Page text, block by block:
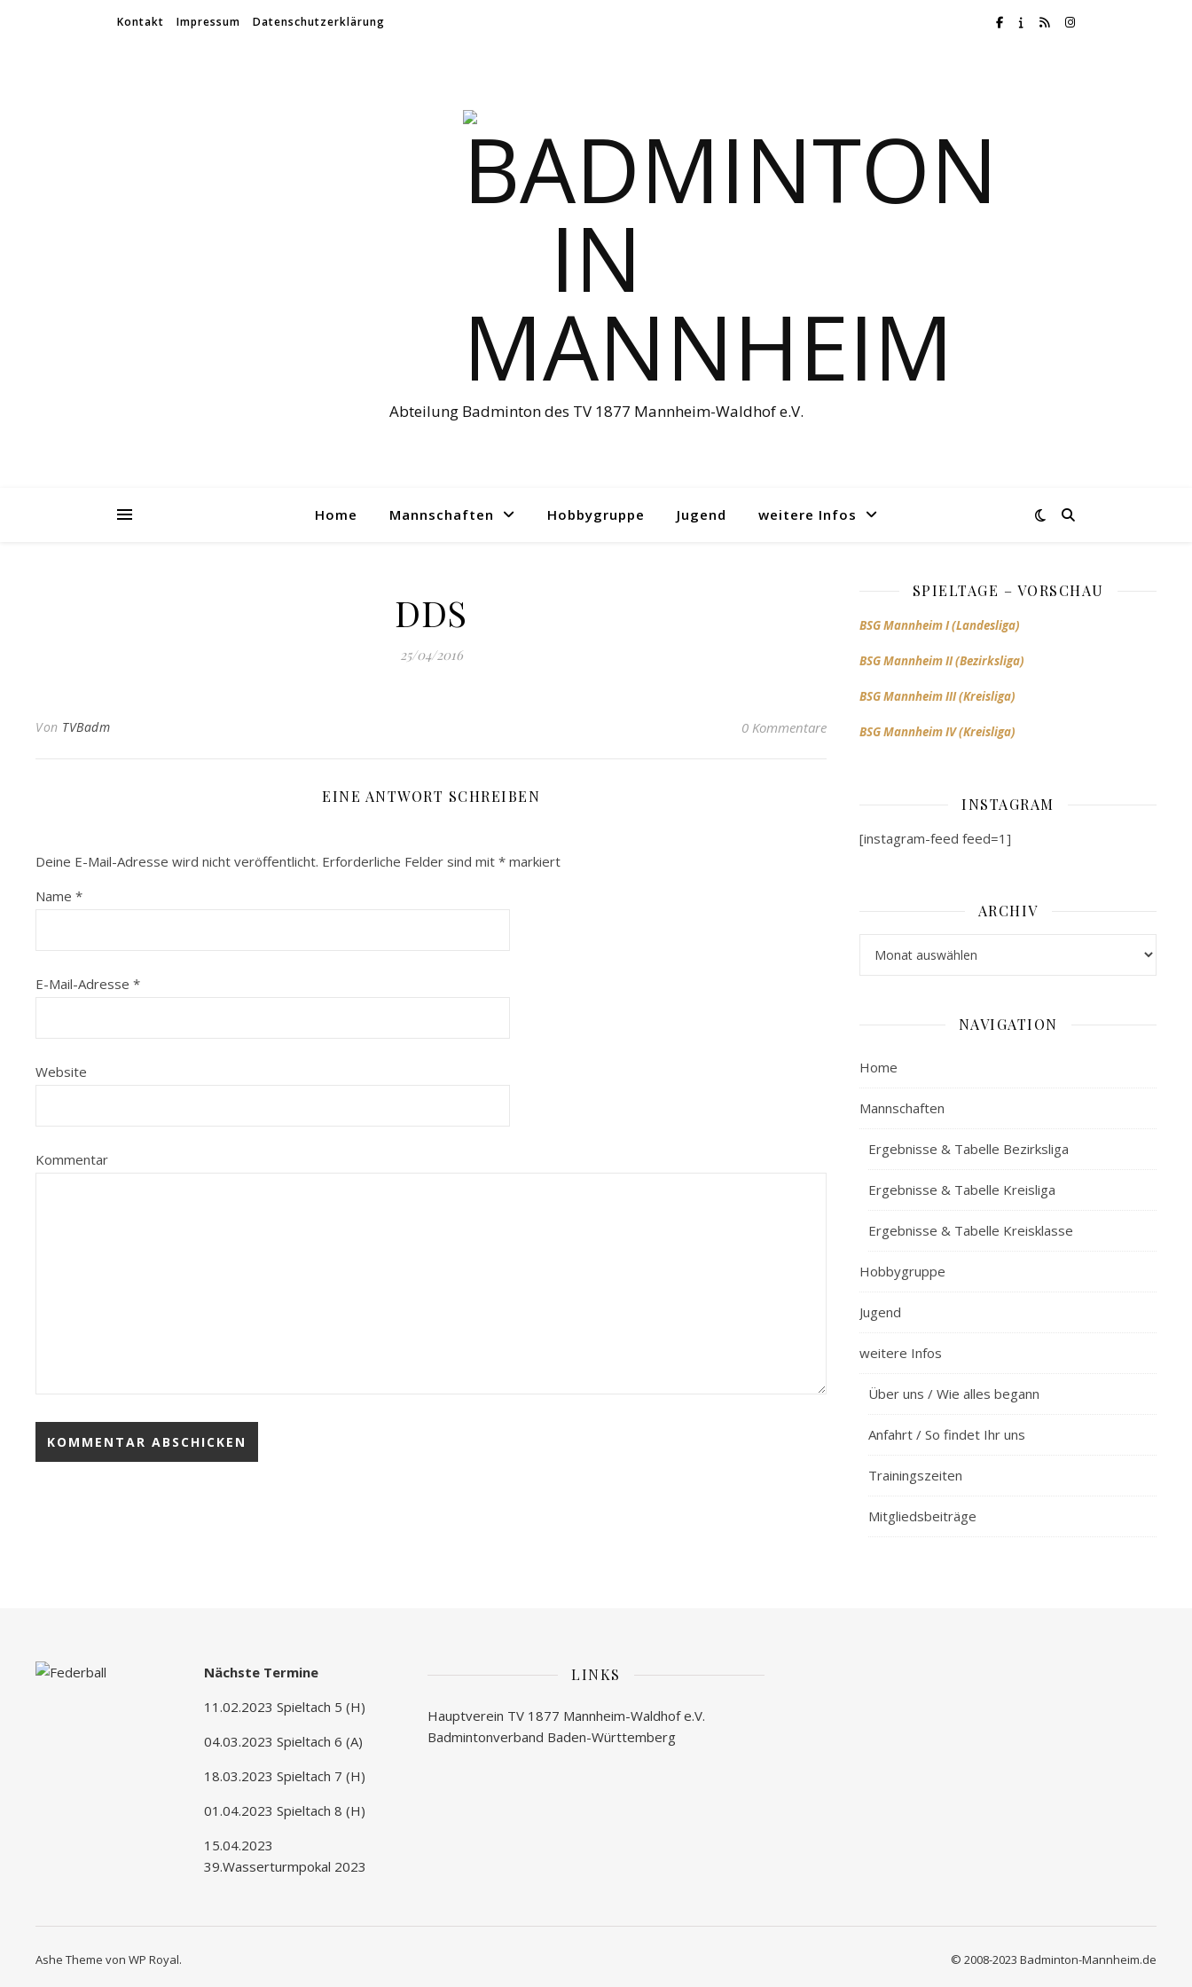
Kontakt Impressum Datenschutzerklärung
Abteilung Badminton des TV 1877 Mannheim-Waldhof e.V.
Home Mannschaften Hobbygruppe Jugend weitere Infos
DDS
25/04/2016
Von TVBadm 0 Kommentare
EINE ANTWORT SCHREIBEN
Deine E-Mail-Adresse wird nicht veröffentlicht. Erforderliche Felder sind mit * markiert
Name *
E-Mail-Adresse *
Website
Kommentar
SPIELTAGE – VORSCHAU
BSG Mannheim I (Landesliga)
BSG Mannheim II (Bezirksliga)
BSG Mannheim III (Kreisliga)
BSG Mannheim IV (Kreisliga)
INSTAGRAM
[instagram-feed feed=1]
ARCHIV
NAVIGATION
Home
Mannschaften
Ergebnisse & Tabelle Bezirksliga
Ergebnisse & Tabelle Kreisliga
Ergebnisse & Tabelle Kreisklasse
Hobbygruppe
Jugend
weitere Infos
Über uns / Wie alles begann
Anfahrt / So findet Ihr uns
Trainingszeiten
Mitgliedsbeiträge
Nächste Termine
11.02.2023 Spieltach 5 (H)
04.03.2023 Spieltach 6 (A)
18.03.2023 Spieltach 7 (H)
01.04.2023 Spieltach 8 (H)
15.04.2023
39.Wasserturmpokal 2023
LINKS
Hauptverein TV 1877 Mannheim-Waldhof e.V.
Badmintonverband Baden-Württemberg
© 2008-2023 Badminton-Mannheim.de
Ashe Theme von WP Royal.